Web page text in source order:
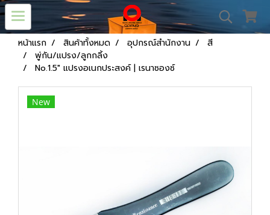
หน้าแรก สินค้าทั้งหมด อุปกรณ์สำนักงาน
สี
พู่กัน/แปรง/ลูกกลิ้ง
No.1.5" แปรงอเนกประสงค์ | เรนาซองซ์
New